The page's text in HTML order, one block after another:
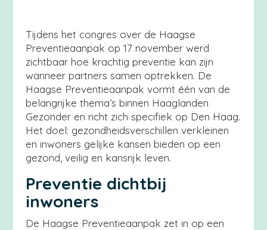
Tijdens het congres over de Haagse
Preventieaanpak op 17 november werd
zichtbaar hoe krachtig preventie kan zijn
wanneer partners samen optrekken. De
Haagse Preventieaanpak vormt één van de
belangrijke thema’s binnen Haaglanden
Gezonder en richt zich specifiek op Den Haag.
Het doel: gezondheidsverschillen verkleinen
en inwoners gelijke kansen bieden op een
gezond, veilig en kansrijk leven.
Preventie dichtbij
inwoners
De Haagse Preventieaanpak zet in op een